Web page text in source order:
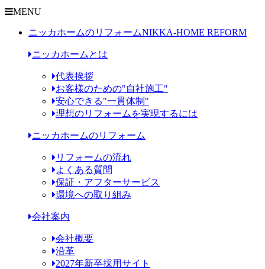
MENU
ニッカホームのリフォームNIKKA-HOME REFORM
ニッカホームとは
代表挨拶
お客様のための"自社施工"
安心できる"一貫体制"
理想のリフォームを実現するには
ニッカホームのリフォーム
リフォームの流れ
よくある質問
保証・アフターサービス
環境への取り組み
会社案内
会社概要
沿革
2027年新卒採用サイト